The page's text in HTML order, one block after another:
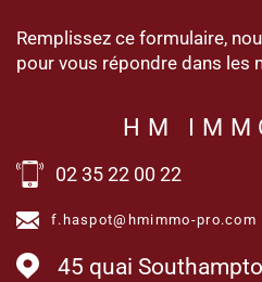
Remplissez ce formulaire,
pour vous répondre dans les
HM
02 35 22 00 22
f.haspot@hmimmo-pro.com
45 quai